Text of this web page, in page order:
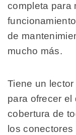
completa para
de
mucho más.
Tiene un
para ofrecer el
cobertura de
los